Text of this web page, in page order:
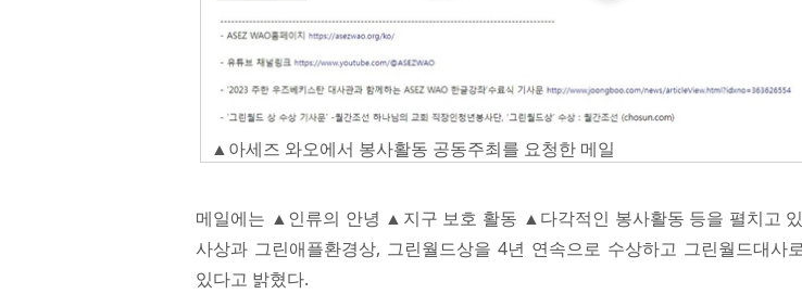
▲아세즈 와오에서 봉사활동 공동주최를 요청한 메일
메일에는 ▲인류의 안녕 ▲지구 보호 활동 ▲다각적인 봉사활동 등을 펼치고
사상과 그린애플환경상, 그린월드상을 4년 연속으로 수상하고 그린월드대사
있다고 밝혔다.